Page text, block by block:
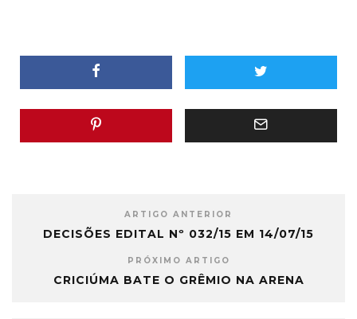
ARTIGO ANTERIOR
DECISÕES EDITAL Nº 032/15 EM 14/07/15
PRÓXIMO ARTIGO
CRICIÚMA BATE O GRÊMIO NA ARENA